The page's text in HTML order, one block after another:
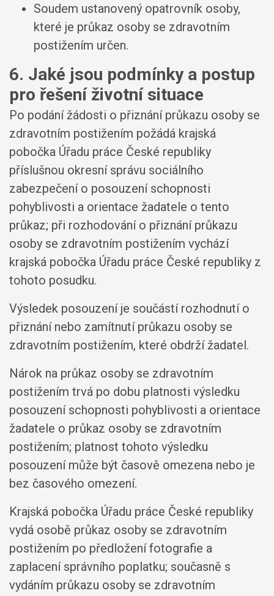
Soudem ustanovený opatrovník osoby,
které je průkaz osoby se zdravotním
postižením určen.
6. Jaké jsou podmínky a postup
pro řešení životní situace
Po podání žádosti o přiznání průkazu osoby se
zdravotním postižením požádá krajská
pobočka Úřadu práce České republiky
příslušnou okresní správu sociálního
zabezpečení o posouzení schopnosti
pohyblivosti a orientace žadatele o tento
průkaz; při rozhodování o přiznání průkazu
osoby se zdravotním postižením vychází
krajská pobočka Úřadu práce České republiky z
tohoto posudku.
Výsledek posouzení je součástí rozhodnutí o
přiznání nebo zamítnutí průkazu osoby se
zdravotním postižením, které obdrží žadatel.
Nárok na průkaz osoby se zdravotním
postižením trvá po dobu platnosti výsledku
posouzení schopnosti pohyblivosti a orientace
žadatele o průkaz osoby se zdravotním
postižením; platnost tohoto výsledku
posouzení může být časově omezena nebo je
bez časového omezení.
Krajská pobočka Úřadu práce České republiky
vydá osobě průkaz osoby se zdravotním
postižením po předložení fotografie a
zaplacení správního poplatku; současně s
vydáním průkazu osoby se zdravotním